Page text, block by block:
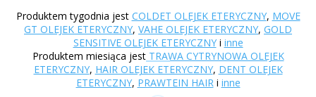
Produktem tygodnia jest COLDET OLEJEK ETERYCZNY, MOVE
GT OLEJEK ETERYCZNY, VAHE OLEJEK ETERYCZNY, GOLD
SENSITIVE OLEJEK ETERYCZNYi inne
Produktem miesiąca jest TRAWA CYTRYNOWA OLEJEK
ETERYCZNY, HAIR OLEJEK ETERYCZNY, DENT OLEJEK
ETERYCZNY, PRAWTEIN HAIRi inne
Strona główna
Opakowania i akcesoria
Dozowniki i zakrętki
Dozowniki i zakrętki
Pipety i zakraplacze